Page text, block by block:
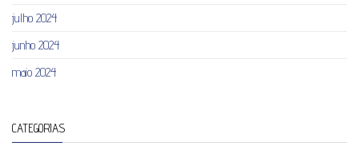
julho 2024
junho 2024
maio 2024
CATEGORIAS